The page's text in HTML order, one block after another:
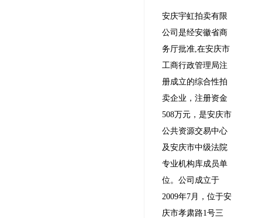
安庆宇虹拍卖有限
公司是经安徽省商
务厅批准,在安庆市
工商行政管理局注
册成立的综合性拍
卖企业，注册资金
508万元，是安庆市
公共资源交易中心
及安庆市中级法院
专业机构库成员单
位。公司成立于
2009年7月，位于安
庆市孝肃路1号三